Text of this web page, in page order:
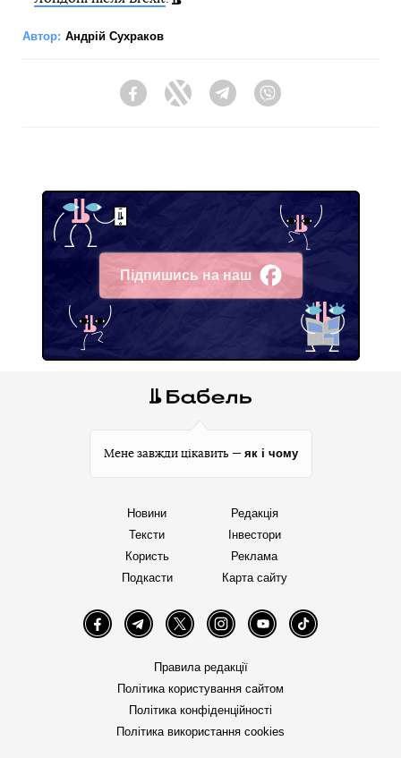
Автор: Андрій Сухраков
FacebookTwitter Telegram
Підпишись на наш
Facebook
Мене завжди цікавить — як і чому
Новини
Тексти
Користь
Подкасти
Редакція
Інвестори
Реклама
Карта сайту
FacebookTelegramTwitter InstagramYouTube TikTok
Правила редакції
Політика користування сайтом
Політика конфіденційності
Політика використання cookies